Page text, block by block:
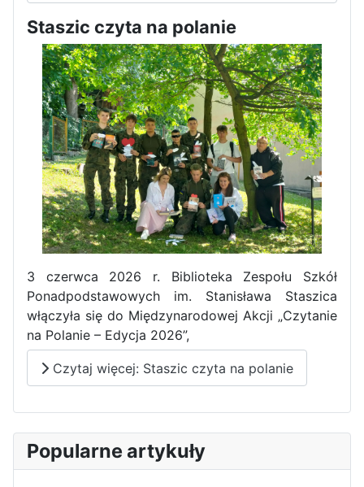
Rozpoczęcie kampanii „Gotowi
na kryzys” w ZSP w Iłży
Pierwszy tydzień praktyk
zawodowych naszych uczniów
w Portugalii za nami!
Staszic czyta na polanie
3 czerwca 2026 r. Biblioteka Zespołu Szkół
Ponadpodstawowych im. Stanisława Staszica
włączyła się do Międzynarodowej Akcji „Czytanie
na Polanie – Edycja 2026”,
Czytaj więcej: Staszic czyta na polanie
Popularne artykuły